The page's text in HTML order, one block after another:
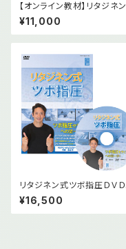
【オンライン教材】リタジネ
圧 横むき・症状編
¥11,000
リタジネン式ツボ指圧ＤＶＤ
オンライン版
¥16,500